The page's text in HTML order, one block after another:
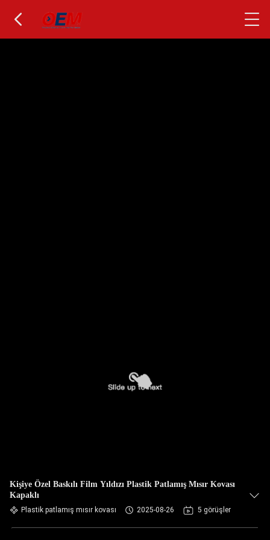
Kişiye Özel Baskılı Film Yıldızı Plastik Patlamış Mısır Kovası
Kapaklı
Plastik patlamış mısır kovası 2025-08-26 5 görüşler